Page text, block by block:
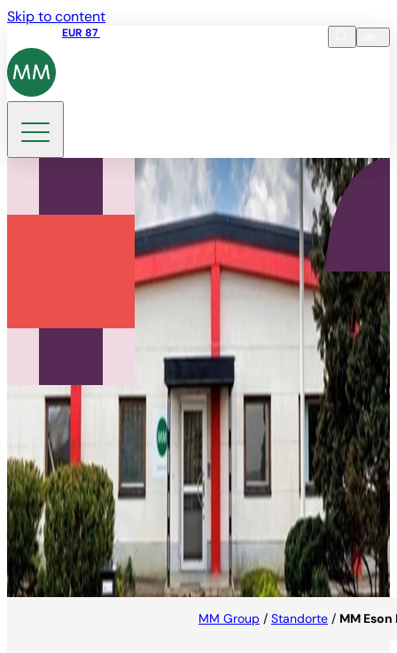
Skip to content
EUR 87
DE
SV
MM ESON PAC ÅSTORP
Das Werk von MM Eson Pac Label in Åstorp verfügt
über einen hochmodernen, erstklassigen
Maschinenpark mit Flexo- und
Digitaldrucktechnologie.
MM Group / Standorte / MM